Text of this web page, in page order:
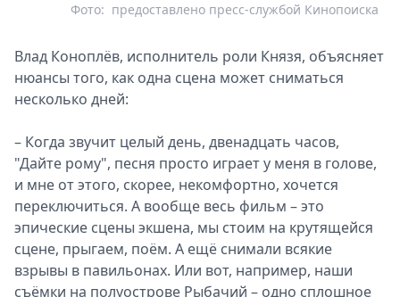
предоставлено пресс-службой Кинопоиска
Фото:
Влад Коноплёв, исполнитель роли Князя, объясняет
нюансы того, как одна сцена может сниматься
несколько дней:
– Когда звучит целый день, двенадцать часов,
"Дайте рому", песня просто играет у меня в голове,
и мне от этого, скорее, некомфортно, хочется
переключиться. А вообще весь фильм – это
эпические сцены экшена, мы стоим на крутящейся
сцене, прыгаем, поём. А ещё снимали всякие
взрывы в павильонах. Или вот, например, наши
съёмки на полуострове Рыбачий – одно сплошное